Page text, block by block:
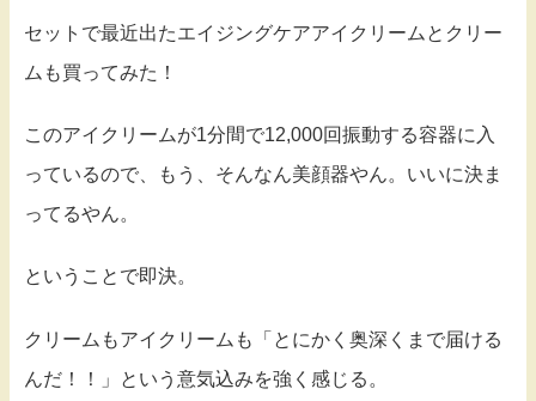
セットで最近出たエイジングケアアイクリームとクリー
ムも買ってみた！
このアイクリームが1分間で12,000回振動する容器に入
っているので、もう、そんなん美顔器やん。いいに決ま
ってるやん。
ということで即決。
クリームもアイクリームも「とにかく奥深くまで届ける
んだ！！」という意気込みを強く感じる。